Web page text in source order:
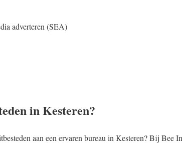
adverteren (SEA)
in Kesteren?
aan een ervaren bureau in Kesteren? Bij Bee